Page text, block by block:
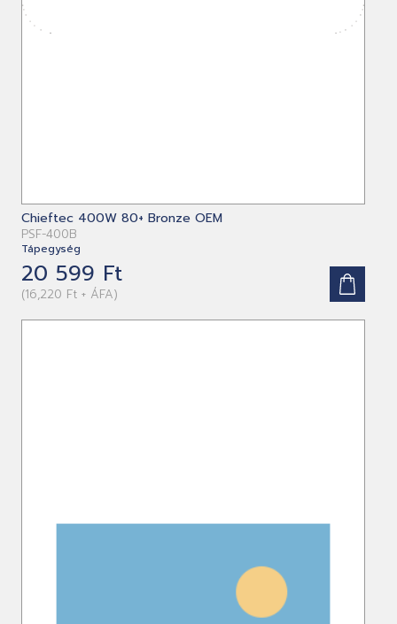
Chieftec 400W 80+ Bronze OEM
PSF-400B
Tápegység
20 599 Ft
(16,220 Ft + ÁFA)